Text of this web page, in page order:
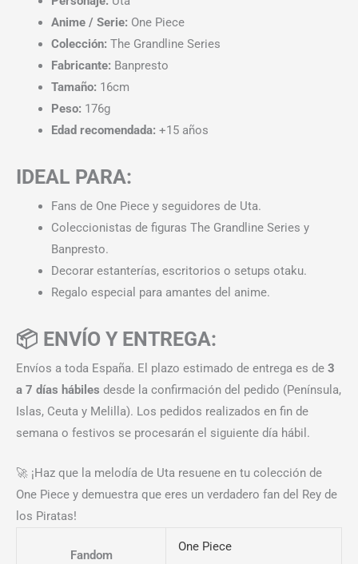
Anime / Serie: One Piece
Colección: The Grandline Series
Fabricante: Banpresto
Tamaño: 16cm
Peso: 176g
Edad recomendada: +15 años
IDEAL PARA:
Fans de One Piece y seguidores de Uta.
Coleccionistas de figuras The Grandline Series y
Banpresto.
Decorar estanterías, escritorios o setups otaku.
Regalo especial para amantes del anime.
📦 ENVÍO Y ENTREGA:
Envíos a toda España. El plazo estimado de entrega es de 3
a 7 días hábiles desde la confirmación del pedido (Península,
Islas, Ceuta y Melilla). Los pedidos realizados en fin de
semana o festivos se procesarán el siguiente día hábil.
🚀 ¡Haz que la melodía de Uta resuene en tu colección de
One Piece y demuestra que eres un verdadero fan del Rey de
los Piratas!
Fandom
One Piece